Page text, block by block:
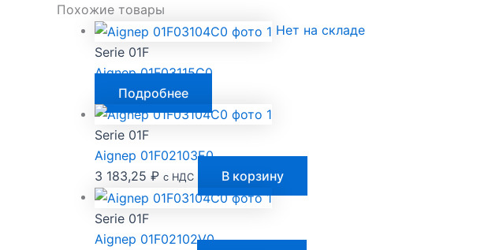
Похожие товары
Нет на складе
Serie 01F
Aignep 01F03115C0
Подробнее
Serie 01F
Aignep 01F02103E0
3 183,25 ₽ с НДС В корзину
Serie 01F
Aignep 01F02102V0